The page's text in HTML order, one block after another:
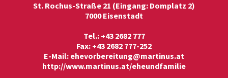
St. Rochus-Straße 21 (Eingang: Domplatz 2)
7000 Eisenstadt
Tel.: +43 2682 777
Fax: +43 2682 777-252
E-Mail: ehevorbereitung@martinus.at
http://www.martinus.at/eheundfamilie